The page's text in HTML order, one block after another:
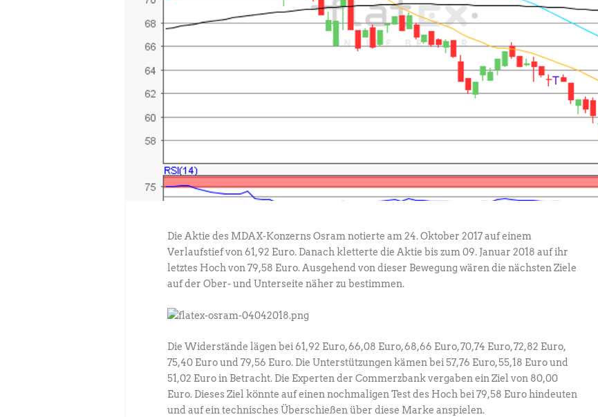
Die Aktie des MDAX-Konzerns Osram notierte am 24. Oktober 2017 auf einem
Verlaufstief von 61,92 Euro. Danach kletterte die Aktie bis zum 09. Januar 2018 auf ihr
letztes Hoch von 79,58 Euro. Ausgehend von dieser Bewegung wären die nächsten Ziele
auf der Ober- und Unterseite näher zu bestimmen.
Die Widerstände lägen bei 61,92 Euro, 66,08 Euro, 68,66 Euro, 70,74 Euro, 72,82 Euro,
75,40 Euro und 79,56 Euro. Die Unterstützungen kämen bei 57,76 Euro, 55,18 Euro und
51,02 Euro in Betracht. Die Experten der Commerzbank vergaben ein Ziel von 80,00
Euro. Dieses Ziel könnte auf einen nochmaligen Test des Hoch bei 79,58 Euro hindeuten
und auf ein technisches Überschießen über diese Marke anspielen.